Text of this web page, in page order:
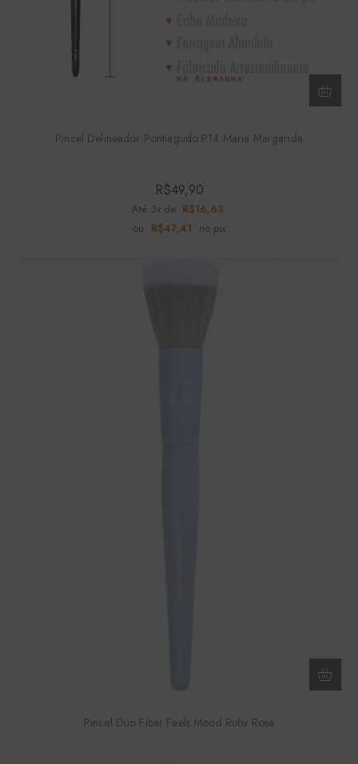
Pincel Delineador Pontiagudo P14 Maria Margarida
R$49,90
Até 3x de R$16,63
ou R$47,41 no pix
Pincel Duo Fiber Feels Mood Ruby Rose